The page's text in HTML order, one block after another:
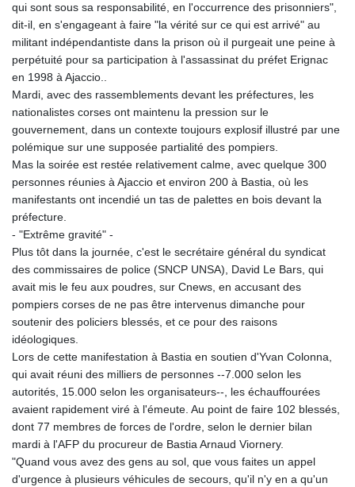
qui sont sous sa responsabilité, en l'occurrence des prisonniers",
dit-il, en s'engageant à faire "la vérité sur ce qui est arrivé" au
militant indépendantiste dans la prison où il purgeait une peine à
perpétuité pour sa participation à l'assassinat du préfet Erignac
en 1998 à Ajaccio..
Mardi, avec des rassemblements devant les préfectures, les
nationalistes corses ont maintenu la pression sur le
gouvernement, dans un contexte toujours explosif illustré par une
polémique sur une supposée partialité des pompiers.
Mas la soirée est restée relativement calme, avec quelque 300
personnes réunies à Ajaccio et environ 200 à Bastia, où les
manifestants ont incendié un tas de palettes en bois devant la
préfecture.
- "Extrême gravité" -
Plus tôt dans la journée, c'est le secrétaire général du syndicat
des commissaires de police (SNCP UNSA), David Le Bars, qui
avait mis le feu aux poudres, sur Cnews, en accusant des
pompiers corses de ne pas être intervenus dimanche pour
soutenir des policiers blessés, et ce pour des raisons
idéologiques.
Lors de cette manifestation à Bastia en soutien d'Yvan Colonna,
qui avait réuni des milliers de personnes --7.000 selon les
autorités, 15.000 selon les organisateurs--, les échauffourées
avaient rapidement viré à l'émeute. Au point de faire 102 blessés,
dont 77 membres de forces de l'ordre, selon le dernier bilan
mardi à l'AFP du procureur de Bastia Arnaud Viornery.
"Quand vous avez des gens au sol, que vous faites un appel
d'urgence à plusieurs véhicules de secours, qu'il n'y en a qu'un